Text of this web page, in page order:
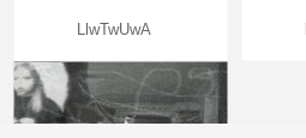
LlwTwUwA